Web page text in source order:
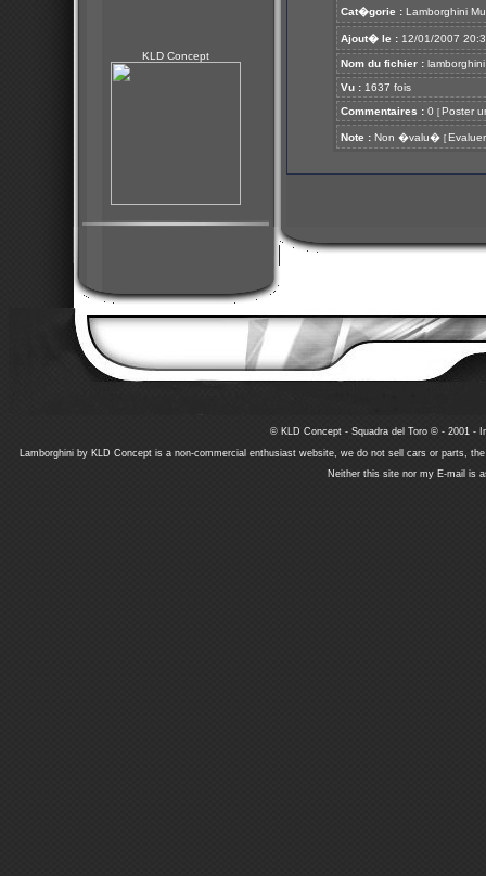
KLD Concept
Cat�gorie : Lamborghini
Ajout� le : 12/01/2007
Nom du fichier :
Vu : 1637 fois
Commentaires : 0 [ Poster
Note : Non �valu� [ Evaluer
© KLD Concept - Squadra del Toro © - 2001 -
Lamborghini by KLD Concept is a non-commercial enthusiast website, we do not sell cars or parts,
Neither this site nor my E-mail is